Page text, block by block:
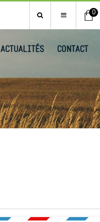
0
ACTUALITÉS CONTACT